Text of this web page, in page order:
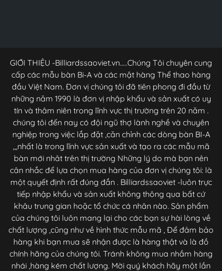
GIỚI THIỆU -Billiardssaoviet.vn.....Chúng Tôi chuyên cung
cấp các mẫu bàn Bi-A và các mặt hàng Thể thao hàng
đầu Việt Nam. Đơn vị chúng tôi đã tiên phong đi đầu từ
những năm 1990 là đơn vị nhập khẩu và sản xuất có uy
tín và thâm niên trong lĩnh vực thị trường trên 20 năm .
chúng tôi đến nay có đội ngũ thợ lành nghề và chuyên
nghiệp trong việc lắp đặt ,căn chỉnh các dòng bàn BI-A
,,,nhất là trong lĩnh vực sản xuất và tạo ra các mẫu mã
bàn mới nhât trên thị trường Những lý do mà bạn nên
cân nhắc để lựa chọn mua hàng của đơn vị chúng tôi: là
một quyết định rất đúng đắn . Billiardssaoviet -luôn trực
tiếp nhập khẩu và sản xuất không thông qua bất cứ
khâu trung gian hoặc tổ chức cá nhân nào. Sản phẩm
của chúng tôi luôn mang lại cho các bạn sự hài lòng về
chất lượng ,cũng như về hình thức mẫu mã , Để đảm bảo
hàng khi bạn mua sẽ nhận được là hàng thật và là đồ
chính hãng của chúng tôi. Tránh không mua nhầm hàng
nhái ,hàng kém chất lượng. Mời quý khách hãy một lần